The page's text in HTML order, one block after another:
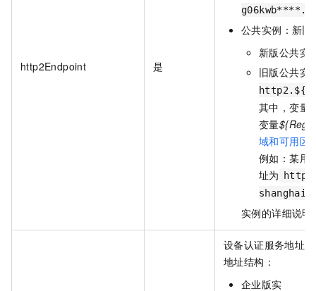
http2Endpoint 是
公共实例：新
新版公共实
旧版公共实
其中，变量
变量
域和可用区
例如：某用
址为
实例的详细说明
设备认证服务地址。
地址结构：
企业版实